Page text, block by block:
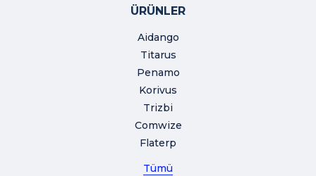
ÜRÜNLER
Aidango
Titarus
Penamo
Korivus
Trizbi
Comwize
Flaterp
Tümü